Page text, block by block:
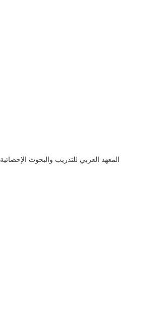
المعهد العربي للتدريب والبحوث الإحصائية